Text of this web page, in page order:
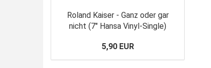
Roland Kaiser - Ganz oder gar
nicht (7" Hansa Vinyl-Single)
5,90 EUR